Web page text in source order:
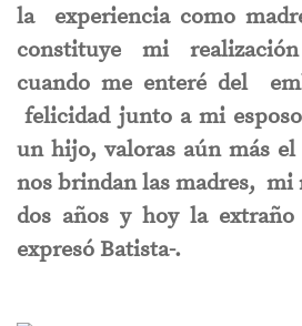
la experiencia como
constituye mi
cuando me enteré del
felicidad junto a mi
un hijo, valoras aún más
nos brindan las madres, mi
dos años y hoy la extraño
expresó Batista-.